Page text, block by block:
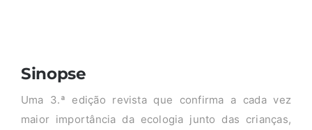
Sinopse
Uma 3.ª edição revista que confirma a cada vez
maior importância da ecologia junto das crianças,